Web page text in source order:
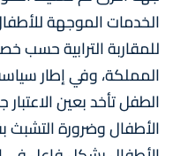
الخدمات الموجهة
للمقاربة الترابية
المملكة، وفي إطار
الطفل تأخد بعين
الأطفال وضرورة التشبث